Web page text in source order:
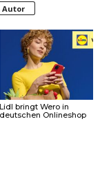
Autor
Lidl bringt Wero in
deutschen Onlineshop